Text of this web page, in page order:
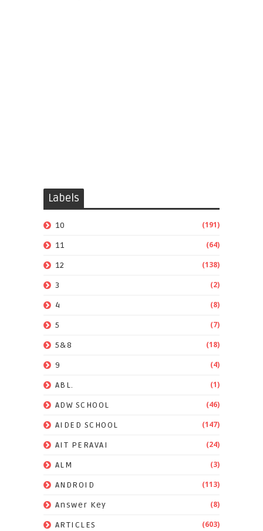
Labels
10 (191)
11 (64)
12 (138)
3 (2)
4 (8)
5 (7)
5&8 (18)
9 (4)
ABL. (1)
ADW SCHOOL (46)
AIDED SCHOOL (147)
AIT PERAVAI (24)
ALM (3)
ANDROID (113)
Answer Key (8)
ARTICLES (603)